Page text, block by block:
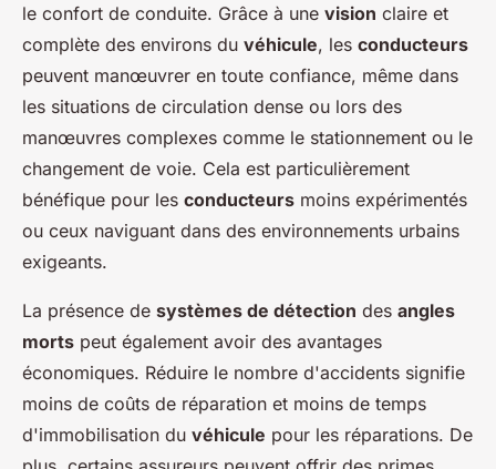
le confort de conduite. Grâce à une vision claire et
complète des environs du véhicule, les conducteurs
peuvent manœuvrer en toute confiance, même dans
les situations de circulation dense ou lors des
manœuvres complexes comme le stationnement ou le
changement de voie. Cela est particulièrement
bénéfique pour les conducteurs moins expérimentés
ou ceux naviguant dans des environnements urbains
exigeants.
La présence de systèmes de détection des angles
morts peut également avoir des avantages
économiques. Réduire le nombre d'accidents signifie
moins de coûts de réparation et moins de temps
d'immobilisation du véhicule pour les réparations. De